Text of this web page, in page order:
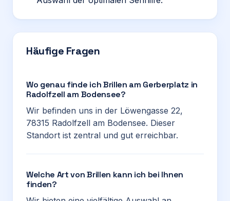
Häufige Fragen
Wo genau finde ich Brillen am Gerberplatz in
Radolfzell am Bodensee?
Wir befinden uns in der Löwengasse 22,
78315 Radolfzell am Bodensee. Dieser
Standort ist zentral und gut erreichbar.
Welche Art von Brillen kann ich bei Ihnen
finden?